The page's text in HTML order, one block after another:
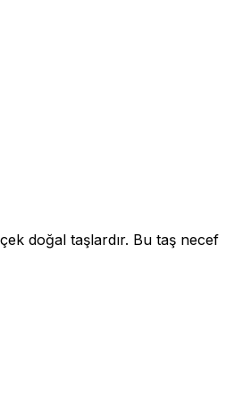
doğal taşlardır. Bu taş necef